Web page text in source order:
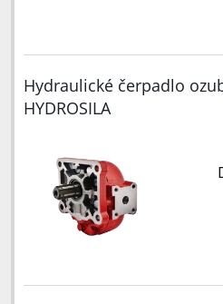
Hydraulické čerpadlo
HYDROSILA